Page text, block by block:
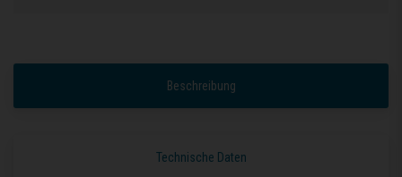
Beschreibung
Technische Daten